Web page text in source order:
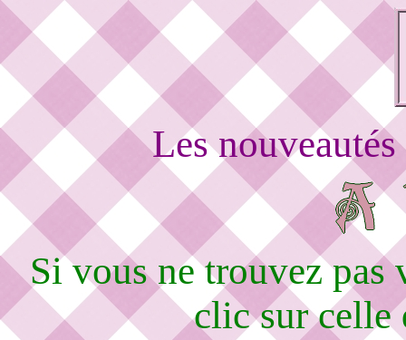
Les
Si vous ne trouvez pas
clic sur celle